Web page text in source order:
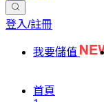
登入/註冊
我要儲值
首頁